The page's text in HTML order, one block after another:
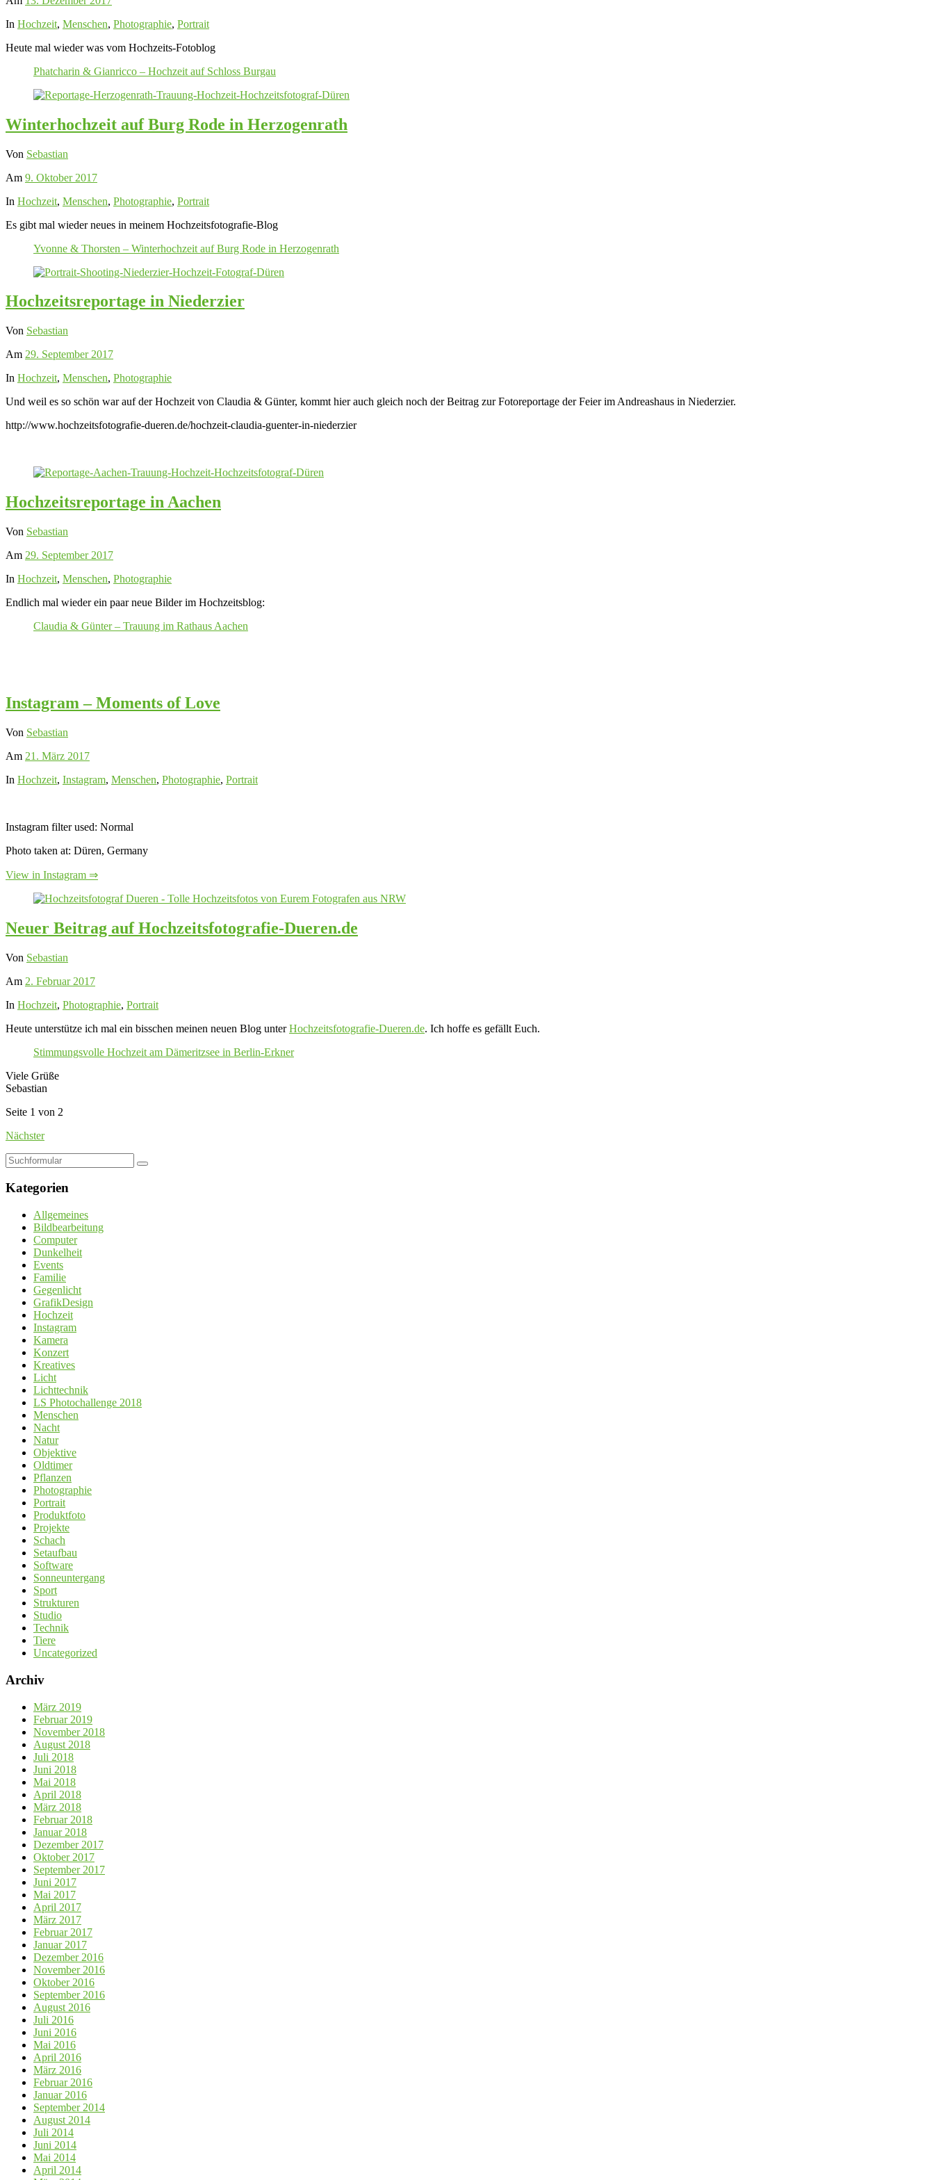
In Hochzeit, Menschen, Photographie, Portrait
Heute mal wieder was vom Hochzeits-Fotoblog
Phatcharin & Gianricco – Hochzeit auf Schloss Burgau
Winterhochzeit auf Burg Rode in Herzogenrath
Von Sebastian
Am 9. Oktober 2017
In Hochzeit, Menschen, Photographie, Portrait
Es gibt mal wieder neues in meinem Hochzeitsfotografie-Blog
Yvonne & Thorsten – Winterhochzeit auf Burg Rode in Herzogenrath
Hochzeitsreportage in Niederzier
Von Sebastian
Am 29. September 2017
In Hochzeit, Menschen, Photographie
Und weil es so schön war auf der Hochzeit von Claudia & Günter, kommt hier auch gleich noch der Beitrag zur Fotoreportage der Feier im Andreashaus in Niederzier.
http://www.hochzeitsfotografie-dueren.de/hochzeit-claudia-guenter-in-niederzier
Hochzeitsreportage in Aachen
Von Sebastian
Am 29. September 2017
In Hochzeit, Menschen, Photographie
Endlich mal wieder ein paar neue Bilder im Hochzeitsblog:
Claudia & Günter – Trauung im Rathaus Aachen
Instagram – Moments of Love
Von Sebastian
Am 21. März 2017
In Hochzeit, Instagram, Menschen, Photographie, Portrait
Instagram filter used: Normal
Photo taken at: Düren, Germany
View in Instagram ⇒
Neuer Beitrag auf Hochzeitsfotografie-Dueren.de
Von Sebastian
Am 2. Februar 2017
In Hochzeit, Photographie, Portrait
Heute unterstütze ich mal ein bisschen meinen neuen Blog unterHochzeitsfotografie-Dueren.de. Ich hoffe es gefällt Euch.
Stimmungsvolle Hochzeit am Dämeritzsee in Berlin-Erkner
Viele Grüße
Sebastian
Seite 1 von 2
Nächster
Suchen
Kategorien
Allgemeines
Bildbearbeitung
Computer
Dunkelheit
Events
Familie
Gegenlicht
GrafikDesign
Hochzeit
Instagram
Kamera
Konzert
Kreatives
Licht
Lichttechnik
LS Photochallenge 2018
Menschen
Nacht
Natur
Objektive
Oldtimer
Pflanzen
Photographie
Portrait
Produktfoto
Projekte
Schach
Setaufbau
Software
Sonneuntergang
Sport
Strukturen
Studio
Technik
Tiere
Uncategorized
Archiv
März 2019
Februar 2019
November 2018
August 2018
Juli 2018
Juni 2018
Mai 2018
April 2018
März 2018
Februar 2018
Januar 2018
Dezember 2017
Oktober 2017
September 2017
Juni 2017
Mai 2017
April 2017
März 2017
Februar 2017
Januar 2017
Dezember 2016
November 2016
Oktober 2016
September 2016
August 2016
Juli 2016
Juni 2016
Mai 2016
April 2016
März 2016
Februar 2016
Januar 2016
September 2014
August 2014
Juli 2014
Juni 2014
Mai 2014
April 2014